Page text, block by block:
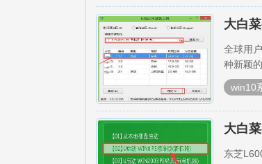
大白
全球用
种新颖
win10
大白
东芝